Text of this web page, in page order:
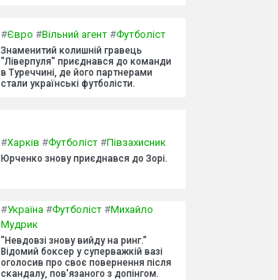
#Євро #Вільний агент #Футболіст
Знаменитий колишній гравець
"Ліверпуля" приєднався до команди
в Туреччині, де його партнерами
стали українські футболісти.
#Харків #Футболіст #Півзахисник
Юрченко знову приєднався до Зорі.
#Україна #Футболіст #Михайло
Мудрик
"Невдовзі знову вийду на ринг."
Відомий боксер у суперважкій вазі
оголосив про своє повернення після
скандалу, пов'язаного з допінгом.